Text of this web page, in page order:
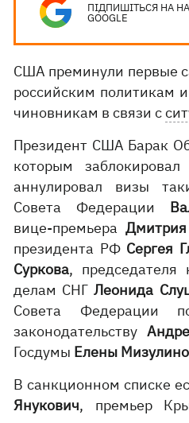
ПІДПИШІТЬСЯ НА
GOOGLE
США преминули первые
российским политикам
чиновникам в связи с
Президент США Барак
которым
аннулировал визы
Совета Федерации
вице-премьера
президента РФ Сергея
Суркова, председателя
делам СНГЛеонида
Совета Федерации
законодательству
Госдумы Елены
В санкционном списке
Янукович, премьер